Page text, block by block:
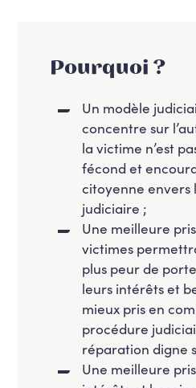
Pourquoi ?
Un modèle
concentre sur
la victime n’est
fécond et
citoyenne envers
judiciaire ;
Une meilleure
victimes
plus peur de
leurs intérêts et
mieux pris en
procédure
réparation digne
Une meilleure